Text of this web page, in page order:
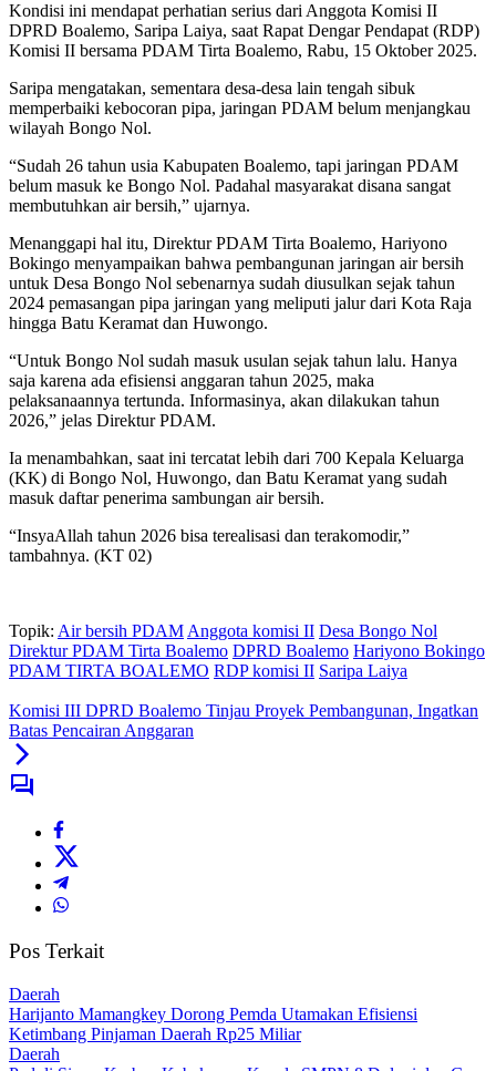
Kondisi ini mendapat perhatian serius dari Anggota Komisi II
DPRD Boalemo, Saripa Laiya, saat Rapat Dengar Pendapat (RDP)
Komisi II bersama PDAM Tirta Boalemo, Rabu, 15 Oktober 2025.
Saripa mengatakan, sementara desa-desa lain tengah sibuk
memperbaiki kebocoran pipa, jaringan PDAM belum menjangkau
wilayah Bongo Nol.
“Sudah 26 tahun usia Kabupaten Boalemo, tapi jaringan PDAM
belum masuk ke Bongo Nol. Padahal masyarakat disana sangat
membutuhkan air bersih,” ujarnya.
Menanggapi hal itu, Direktur PDAM Tirta Boalemo, Hariyono
Bokingo menyampaikan bahwa pembangunan jaringan air bersih
untuk Desa Bongo Nol sebenarnya sudah diusulkan sejak tahun
2024 pemasangan pipa jaringan yang meliputi jalur dari Kota Raja
hingga Batu Keramat dan Huwongo.
“Untuk Bongo Nol sudah masuk usulan sejak tahun lalu. Hanya
saja karena ada efisiensi anggaran tahun 2025, maka
pelaksanaannya tertunda. Informasinya, akan dilakukan tahun
2026,” jelas Direktur PDAM.
Ia menambahkan, saat ini tercatat lebih dari 700 Kepala Keluarga
(KK) di Bongo Nol, Huwongo, dan Batu Keramat yang sudah
masuk daftar penerima sambungan air bersih.
“InsyaAllah tahun 2026 bisa terealisasi dan terakomodir,”
tambahnya. (KT 02)
Topik: Air bersih PDAM Anggota komisi II Desa Bongo Nol
Direktur PDAM Tirta Boalemo DPRD Boalemo Hariyono Bokingo
PDAM TIRTA BOALEMO RDP komisi II Saripa Laiya
Komisi III DPRD Boalemo Tinjau Proyek Pembangunan, Ingatkan
Batas Pencairan Anggaran
Pos Terkait
Daerah
Harijanto Mamangkey Dorong Pemda Utamakan Efisiensi
Ketimbang Pinjaman Daerah Rp25 Miliar
Daerah